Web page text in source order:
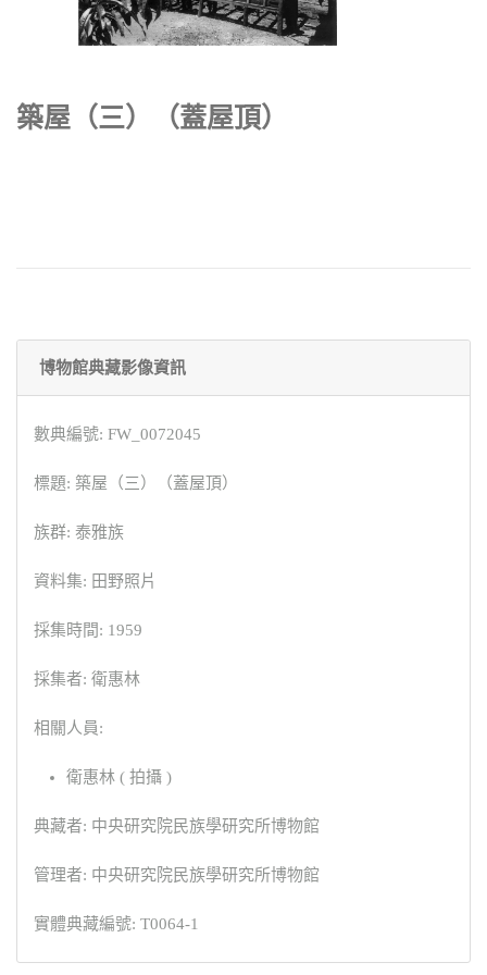
築屋（三）（蓋屋頂）
博物館典藏影像資訊
數典編號: FW_0072045
標題: 築屋（三）（蓋屋頂）
族群: 泰雅族
資料集: 田野照片
採集時間: 1959
採集者: 衛惠林
相關人員:
衛惠林 ( 拍攝 )
典藏者: 中央研究院民族學研究所博物館
管理者: 中央研究院民族學研究所博物館
實體典藏編號: T0064-1